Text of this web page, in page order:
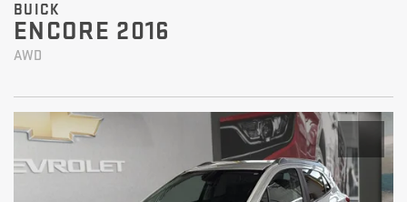
BUICK
ENCORE 2016
AWD